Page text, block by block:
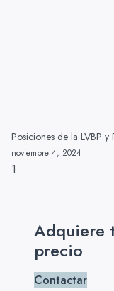
Posiciones de la LVBP
noviembre 4, 2024
Adquiere
precio
Contactar